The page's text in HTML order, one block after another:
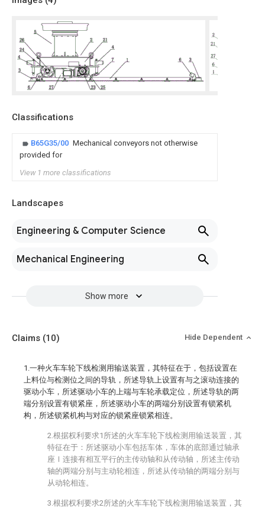
Classifications
B65G35/00 Mechanical conveyors not otherwise
provided for
View 1 more classifications
Landscapes
Engineering & Computer Science
Mechanical Engineering
Show more
Claims (10) Hide Dependent
1.一种火车车轮下线检测用输送装置，其特征在于，包括设置在
上料位与检测位之间的导轨，所述导轨上设置有与之滚动连接的
驱动小车，所述驱动小车的上端与车轮承载定位，所述导轨的两
端分别设置有锁紧座，所述驱动小车的两端分别设置有锁紧机
构，所述锁紧机构与对应的锁紧座锁紧相连。
2.根据权利要求1所述的火车车轮下线检测用输送装置，其
特征在于：所述驱动小车包括车体，车体的底部通过轴承
座Ⅰ连接有相互平行的主传动轴和从传动轴，所述主传动
轴的两端分别与主动轮相连，所述从传动轴的两端分别与
从动轮相连。
3.根据权利要求2所述的火车车轮下线检测用输送装置，其